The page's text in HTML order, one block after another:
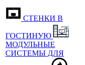
СТЕНКИ В
ГОСТИНУЮ
МОДУЛЬНЫЕ
СИСТЕМЫ ДЛЯ